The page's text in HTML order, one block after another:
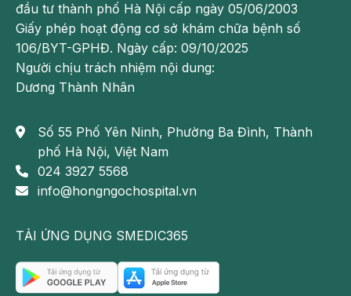
đầu tư thành phố Hà Nội cấp ngày 05/06/2003
Giấy phép hoạt động cơ sở khám chữa bệnh số
106/BYT-GPHĐ. Ngày cấp: 09/10/2025
Người chịu trách nhiệm nội dung:
Dương Thành Nhân
Số 55 Phố Yên Ninh, Phường Ba Đình, Thành
phố Hà Nội, Việt Nam
024 3927 5568
info@hongngochospital.vn
TẢI ỨNG DỤNG SMEDIC365